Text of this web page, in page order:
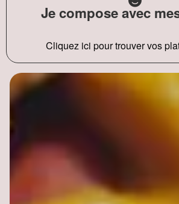
Je compose avec
Cliquez ici pour trouver vos